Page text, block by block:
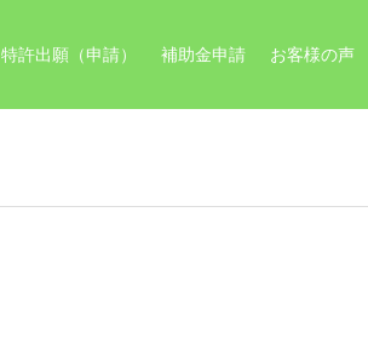
特許出願（申請） 補助金申請 お客様の声